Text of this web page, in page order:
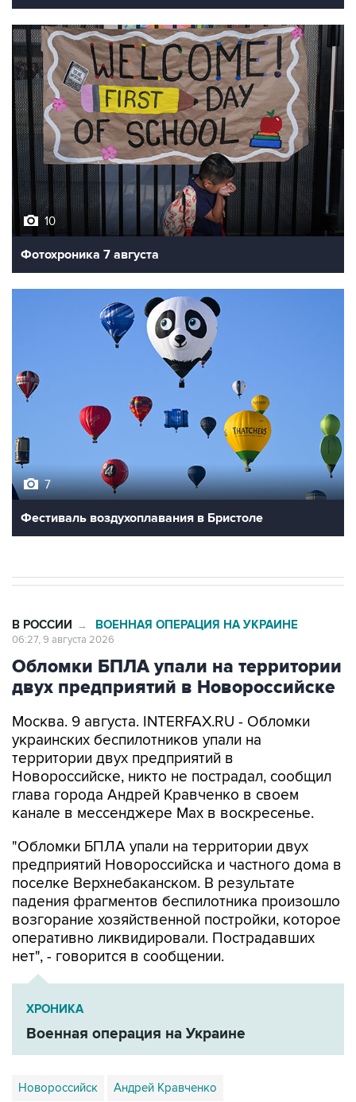
10
Фотохроника 7 августа
7
Фестиваль воздухоплавания в Бристоле
В РОССИИ → ВОЕННАЯ ОПЕРАЦИЯ НА УКРАИНЕ
06:27, 9 августа 2026
Обломки БПЛА упали на территории
двух предприятий в Новороссийске
Москва. 9 августа. INTERFAX.RU - Обломки
украинских беспилотников упали на
территории двух предприятий в
Новороссийске, никто не пострадал, сообщил
глава города Андрей Кравченко в своем
канале в мессенджере Max в воскресенье.
"Обломки БПЛА упали на территории двух
предприятий Новороссийска и частного дома в
поселке Верхнебаканском. В результате
падения фрагментов беспилотника произошло
возгорание хозяйственной постройки, которое
оперативно ликвидировали. Пострадавших
нет", - говорится в сообщении.
ХРОНИКА
Военная операция на Украине
Новороссийск Андрей Кравченко